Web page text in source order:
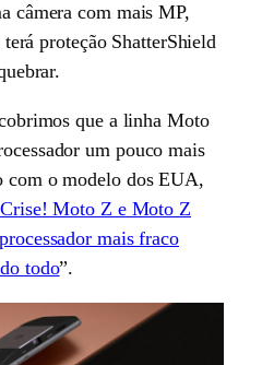
câmera com mais MP,
proteção ShatterShield
que a linha Moto
um pouco mais
com o modelo dos EUA,
Moto Z e Moto Z
mais fraco
todo”.